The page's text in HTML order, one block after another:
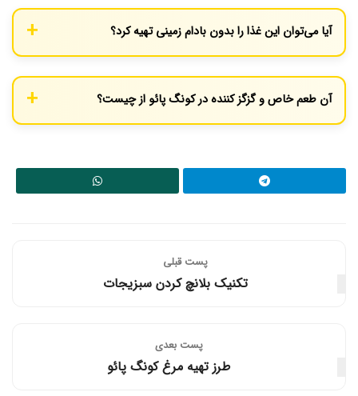
دارد، در حالی که مرغ ترش و شیرین کاملاً بر دو طعم شیرینی و ترشی
متمرکز است و فاقد تندی قابل توجه است.
آیا می‌توان این غذا را بدون بادام زمینی تهیه کرد؟
حساسیت می‌توان آن را حذف کرد یا از جایگزین‌هایی مانند بادام هندی
استفاده نمود.
آن طعم خاص و گزگز کننده در کونگ پائو از چیست؟
چیلی تفاوت دارد.
پست قبلی
تکنیک بلانچ کردن سبزیجات
پست‌ بعدی
طرز تهیه مرغ کونگ پائو